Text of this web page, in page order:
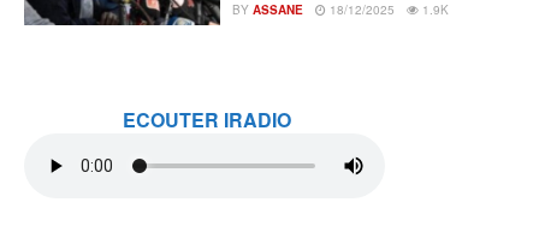
BY ASSANE 18/12/2025 1.9K
ECOUTER IRADIO